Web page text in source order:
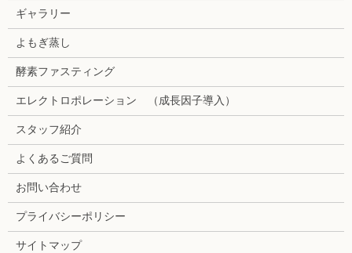
ギャラリー
よもぎ蒸し
酵素ファスティング
エレクトロポレーション （成長因子導入）
スタッフ紹介
よくあるご質問
お問い合わせ
プライバシーポリシー
サイトマップ